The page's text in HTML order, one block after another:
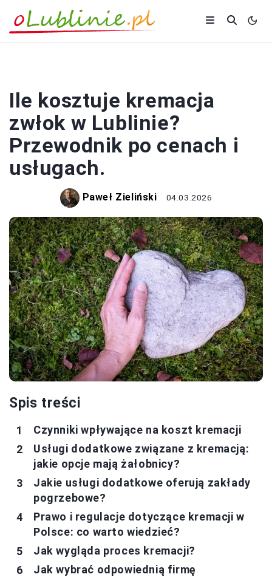
Ile kosztuje kremacja
zwłok w Lublinie?
Przewodnik po cenach i
usługach.
Paweł Zieliński 04.03.2026
Spis treści
Czynniki wpływające na koszt kremacji
Usługi dodatkowe związane z kremacją:
jakie opcje mają żałobnicy?
Jakie usługi dodatkowe oferują zakłady
pogrzebowe?
Prawo i regulacje dotyczące kremacji w
Polsce: co warto wiedzieć?
Jak wygląda proces kremacji?
Jak wybrać odpowiednią firmę